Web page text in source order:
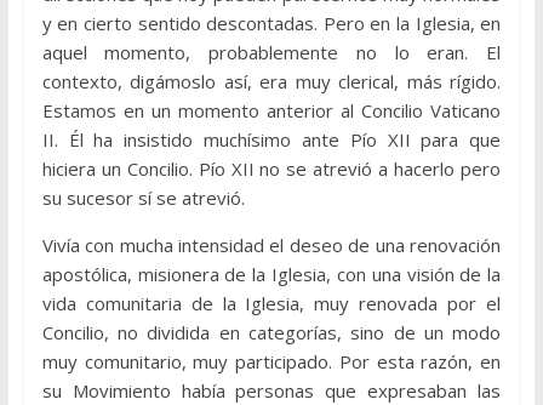
y en cierto sentido descontadas. Pero en la Iglesia, en
aquel momento, probablemente no lo eran. El
contexto, digámoslo así, era muy clerical, más rígido.
Estamos en un momento anterior al Concilio Vaticano
II. Él ha insistido muchísimo ante Pío XII para que
hiciera un Concilio. Pío XII no se atrevió a hacerlo pero
su sucesor sí se atrevió.
Vivía con mucha intensidad el deseo de una renovación
apostólica, misionera de la Iglesia, con una visión de la
vida comunitaria de la Iglesia, muy renovada por el
Concilio, no dividida en categorías, sino de un modo
muy comunitario, muy participado. Por esta razón, en
su Movimiento había personas que expresaban las